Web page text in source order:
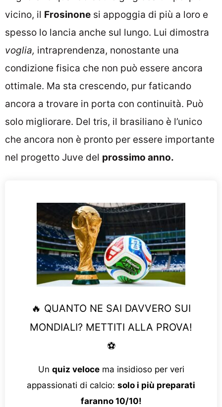
vicino, il Frosinone si appoggia di più a loro e
spesso lo lancia anche sul lungo. Lui dimostra
voglia, intraprendenza, nonostante una
condizione fisica che non può essere ancora
ottimale. Ma sta crescendo, pur faticando
ancora a trovare in porta con continuità. Può
solo migliorare. Del tris, il brasiliano è l’unico
che ancora non è pronto per essere importante
nel progetto Juve del prossimo anno.
🔥 QUANTO NE SAI DAVVERO SUI
MONDIALI? METTITI ALLA PROVA!
⚽
Un quiz velocema insidioso per veri
appassionati di calcio: solo i più preparati
faranno 10/10!